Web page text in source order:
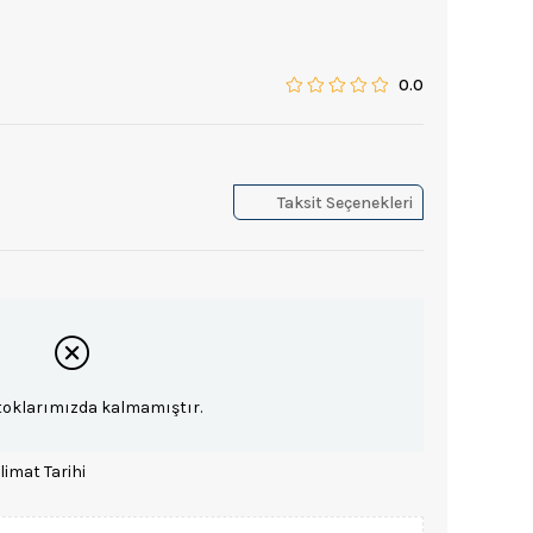
0.0
Taksit Seçenekleri
kalmamıştır.
Tarihi